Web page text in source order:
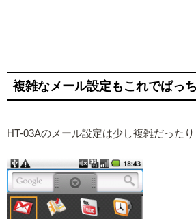
複雑なメール設定もこれでばっ
HT-03Aのメール設定は少し複雑だった